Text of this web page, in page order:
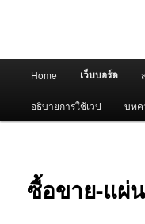
Home เว็บบอร์ด
อธิบายการใช้เวป บทค
ซื้อขาย-แผ่